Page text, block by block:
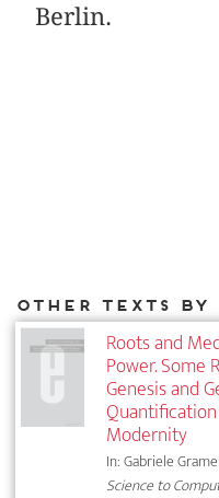
Berlin.
Roots and
Power. Some
Genesis and
Modernity
In: Gabriele
Science to